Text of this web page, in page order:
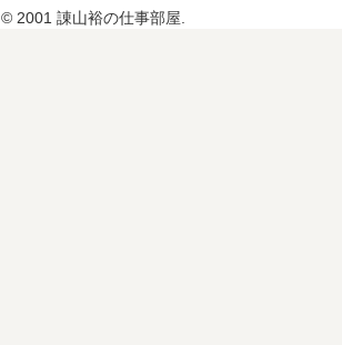
© 2001 諌山裕の仕事部屋.